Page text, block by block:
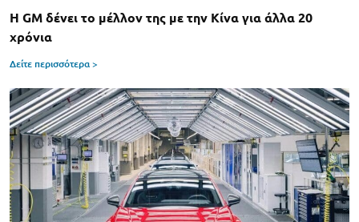
Η GM δένει το μέλλον της με την Κίνα για άλλα 20
χρόνια
Δείτε περισσότερα >